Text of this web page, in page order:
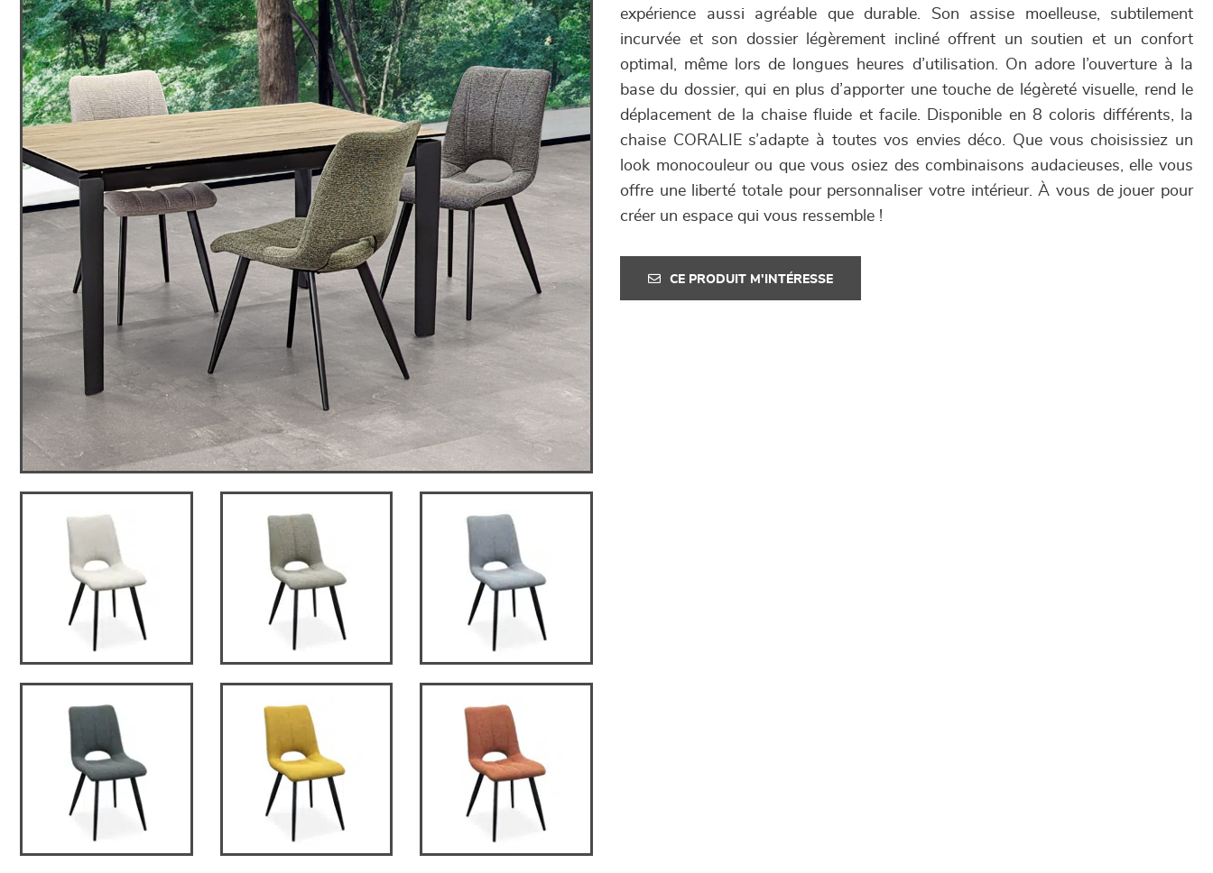
expérience aussi agréable que durable. Son assise moelleuse, subtilement
incurvée et son dossier légèrement incliné offrent un soutien et un confort
optimal, même lors de longues heures d’utilisation. On adore l’ouverture à la
base du dossier, qui en plus d’apporter une touche de légèreté visuelle, rend le
déplacement de la chaise fluide et facile. Disponible en 8 coloris différents, la
chaise CORALIE s’adapte à toutes vos envies déco. Que vous choisissiez un
look monocouleur ou que vous osiez des combinaisons audacieuses, elle vous
offre une liberté totale pour personnaliser votre intérieur. À vous de jouer pour
créer un espace qui vous ressemble !
CE PRODUIT M'INTÉRESSE